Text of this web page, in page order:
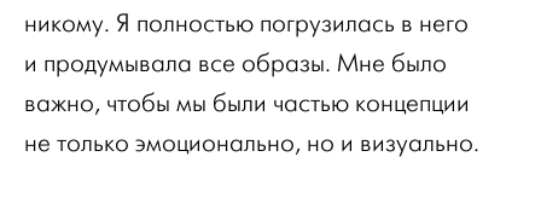
никому. Я полностью погрузилась в него
и продумывала все образы. Мне было
важно, чтобы мы были частью концепции
не только эмоционально, но и визуально.